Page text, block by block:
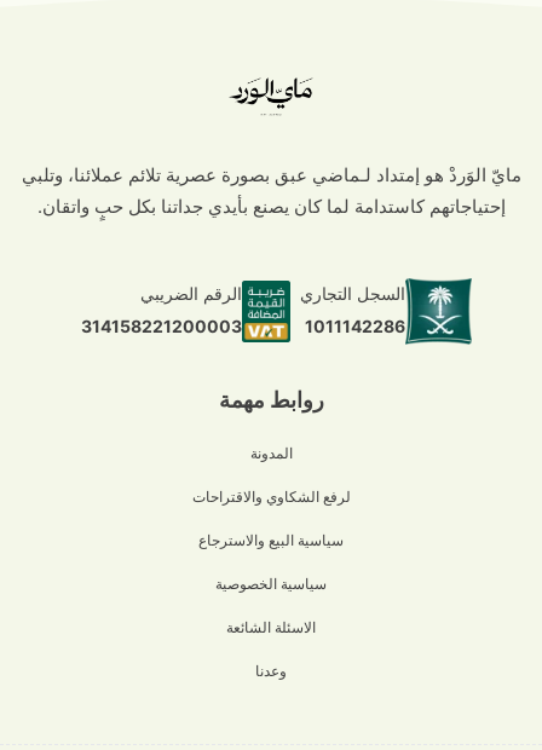
روابط مهمة
المدونة
لرفع الشكاوي والاقتراحات
سياسية البيع والاسترجاع
سياسية الخصوصية
الاسئلة الشائعة
وعدنا
مايّ الوَردْ هو إمتداد لـماضي عبق بصورة عصرية تلائم عملائنا، وتلبي
إحتياجاتهم كاستدامة لما كان يصنع بأيدي جداتنا بكل حبٍ واتقان.
السجل التجاري
1011142286
الرقم الضريبي
314158221200003